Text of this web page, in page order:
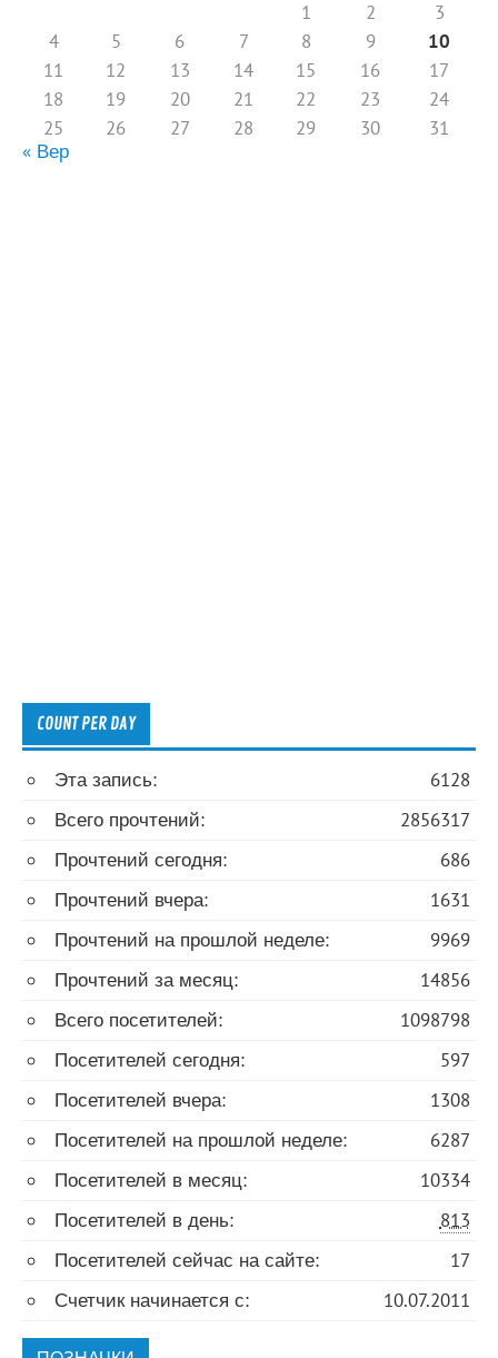
1 2
3
4
5 6 7 8 9
10
11
12 13 14 15 16
17
18
19 20 21 22 23
24
25
26 27 28 29 30
31
« Вер
COUNT PER DAY
6128
Эта запись:
2856317
Всего прочтений:
686
Прочтений сегодня:
1631
Прочтений вчера:
9969
Прочтений на прошлой неделе:
14856
Прочтений за месяц:
1098798
Всего посетителей:
597
Посетителей сегодня:
1308
Посетителей вчера:
6287
Посетителей на прошлой неделе:
10334
Посетителей в месяц:
813
Посетителей в день:
17
Посетителей сейчас на сайте:
10.07.2011
Счетчик начинается с: